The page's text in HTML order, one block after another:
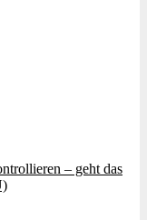
– geht das